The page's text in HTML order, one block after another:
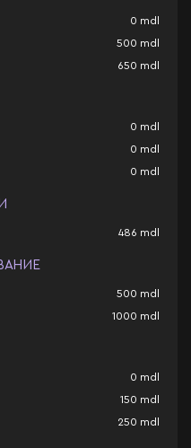
0 mdl
500 mdl
650 mdl
0 mdl
0 mdl
0 mdl
486 mdl
500 mdl
1000 mdl
0 mdl
150 mdl
250 mdl